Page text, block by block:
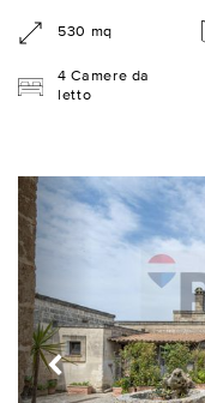
530 mq
4 Camere da
letto